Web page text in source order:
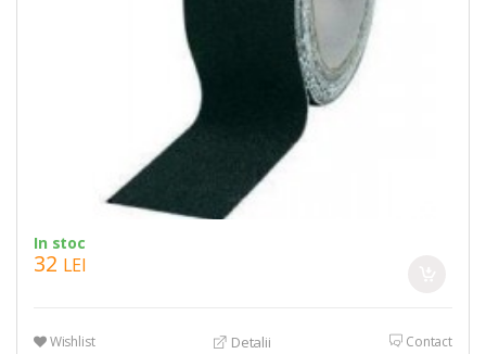
In stoc
32 LEI
Wishlist Detalii Contact